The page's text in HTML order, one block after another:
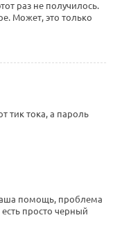
раз не получилось.
Может, это только
тик тока, а пароль
помощь, проблема
просто черный